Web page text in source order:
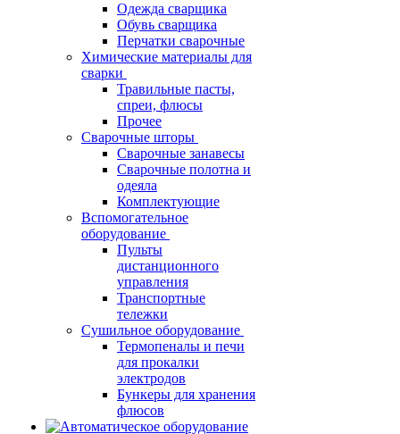
Одежда сварщика
Обувь сварщика
Перчатки сварочные
Химические материалы для
сварки
Травильные пасты,
спреи, флюсы
Прочее
Сварочные шторы
Сварочные занавесы
Сварочные полотна и
одеяла
Комплектующие
Вспомогательное
оборудование
Пульты
дистанционного
управления
Транспортные
тележки
Сушильное оборудование
Термопеналы и печи
для прокалки
электродов
Бункеры для хранения
флюсов